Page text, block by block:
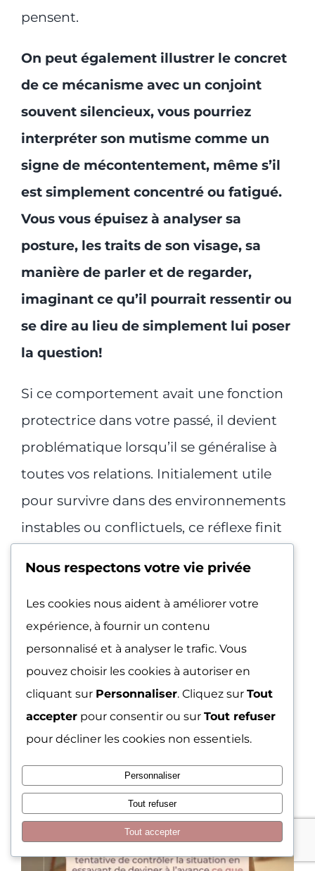
pensent.
On peut également illustrer le concret
de ce mécanisme avec un conjoint
souvent silencieux, vous pourriez
interpréter son mutisme comme un
signe de mécontentement, même s’il
est simplement concentré ou fatigué.
Vous vous épuisez à analyser sa
posture, les traits de son visage, sa
manière de parler et de regarder,
imaginant ce qu’il pourrait ressentir ou
se dire au lieu de simplement lui poser
la question!
Si ce comportement avait une fonction
protectrice dans votre passé, il devient
problématique lorsqu’il se généralise à
toutes vos relations. Initialement utile
pour survivre dans des environnements
instables ou conflictuels, ce réflexe finit
relations.
Nous respectons votre vie privée
Les cookies nous aident à améliorer votre
expérience, à fournir un contenu
personnalisé et à analyser le trafic. Vous
pouvez choisir les cookies à autoriser en
cliquant sur Personnaliser. Cliquez sur Tout
accepter pour consentir ou sur Tout refuser
pour décliner les cookies non essentiels.
Personnaliser
Tout refuser
Tout accepter